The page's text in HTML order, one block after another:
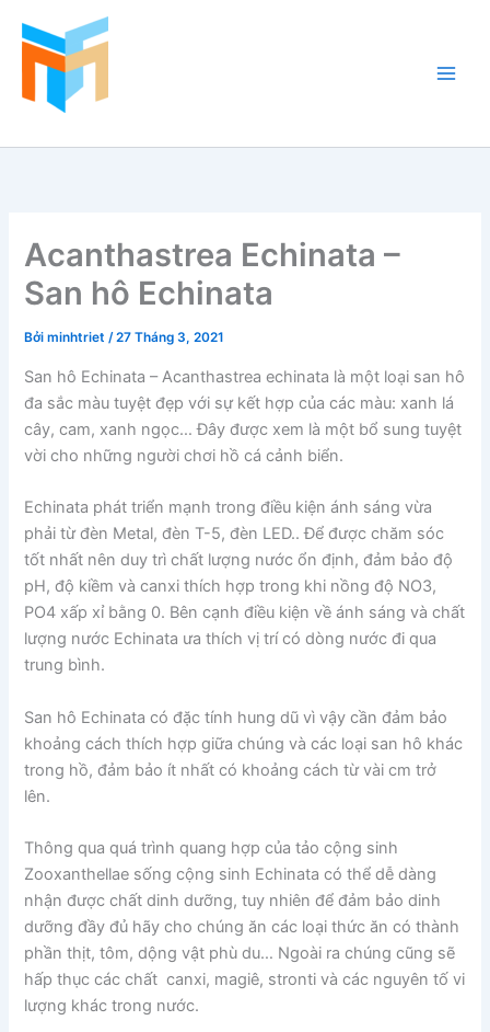
Acanthastrea Echinata –
San hô Echinata
Bởiminhtriet/27 Tháng 3, 2021
San hô Echinata – Acanthastrea echinata là một loại san hô
đa sắc màu tuyệt đẹp với sự kết hợp của các màu: xanh lá
cây, cam, xanh ngọc… Đây được xem là một bổ sung tuyệt
vời cho những người chơi hồ cá cảnh biển.
Echinata phát triển mạnh trong điều kiện ánh sáng vừa
phải từ đèn Metal, đèn T-5, đèn LED.. Để được chăm sóc
tốt nhất nên duy trì chất lượng nước ổn định, đảm bảo độ
pH, độ kiềm và canxi thích hợp trong khi nồng độ NO3,
PO4 xấp xỉ bằng 0. Bên cạnh điều kiện về ánh sáng và chất
lượng nước Echinata ưa thích vị trí có dòng nước đi qua
trung bình.
San hô Echinata có đặc tính hung dũ vì vậy cần đảm bảo
khoảng cách thích hợp giữa chúng và các loại san hô khác
trong hồ, đảm bảo ít nhất có khoảng cách từ vài cm trở
lên.
Thông qua quá trình quang hợp của tảo cộng sinh
Zooxanthellae sống cộng sinh Echinata có thể dễ dàng
nhận được chất dinh dưỡng, tuy nhiên để đảm bảo dinh
dưỡng đầy đủ hãy cho chúng ăn các loại thức ăn có thành
phần thịt, tôm, dộng vật phù du… Ngoài ra chúng cũng sẽ
hấp thục các chất canxi, magiê, stronti và các nguyên tố vi
lượng khác trong nước.